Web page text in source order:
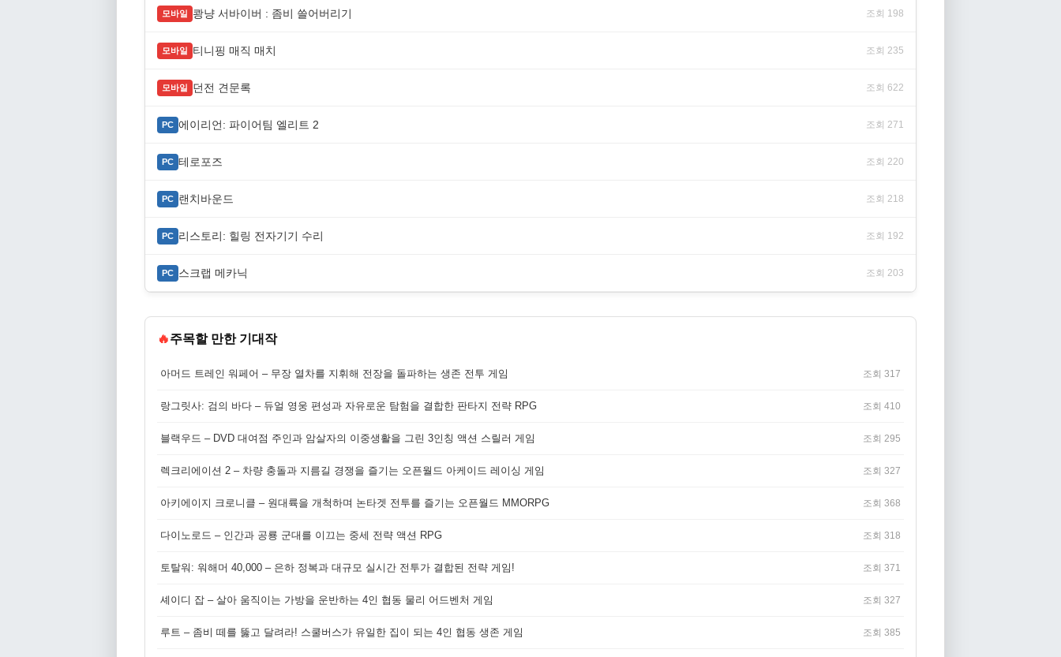
모바일 쾅냥 서바이버 : 좀비 쓸어버리기 조회 198
모바일 티니핑 매직 매치 조회 235
모바일 던전 견문록 조회 622
PC 에이리언: 파이어팀 엘리트 2 조회 271
PC 테로포즈 조회 220
PC 랜치바운드 조회 218
PC 리스토리: 힐링 전자기기 수리 조회 192
PC 스크랩 메카닉 조회 203
🔥주목할 만한 기대작
아머드 트레인 워페어 – 무장 열차를 지휘해 전장을 돌파하는 생존 전투 게임 조회 317
랑그릿사: 검의 바다 – 듀얼 영웅 편성과 자유로운 탐험을 결합한 판타지 전략 RPG 조회 410
블랙우드 – DVD 대여점 주인과 암살자의 이중생활을 그린 3인칭 액션 스릴러 게임 조회 295
렉크리에이션 2 – 차량 충돌과 지름길 경쟁을 즐기는 오픈월드 아케이드 레이싱 게임 조회 327
아키에이지 크로니클 – 원대륙을 개척하며 논타겟 전투를 즐기는 오픈월드 MMORPG 조회 368
다이노로드 – 인간과 공룡 군대를 이끄는 중세 전략 액션 RPG 조회 318
토탈워: 워해머 40,000 – 은하 정복과 대규모 실시간 전투가 결합된 전략 게임! 조회 371
셰이디 잡 – 살아 움직이는 가방을 운반하는 4인 협동 물리 어드벤처 게임 조회 327
루트 – 좀비 떼를 뚫고 달려라! 스쿨버스가 유일한 집이 되는 4인 협동 생존 게임 조회 385